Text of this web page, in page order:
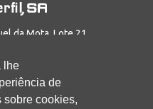
lhe
de
sobre cookies,
da Mota, Lote 21
211 543